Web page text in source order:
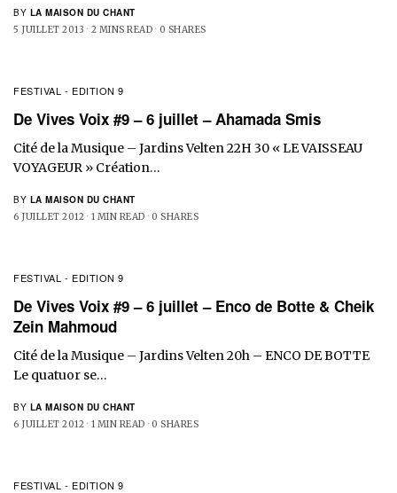
BY LA MAISON DU CHANT
5 JUILLET 2013 2 MINS READ 0 SHARES
FESTIVAL - EDITION 9
De Vives Voix #9 – 6 juillet – Ahamada Smis
Cité de la Musique – Jardins Velten 22H 30 « LE VAISSEAU
VOYAGEUR » Création…
BY LA MAISON DU CHANT
6 JUILLET 2012 1 MIN READ 0 SHARES
FESTIVAL - EDITION 9
De Vives Voix #9 – 6 juillet – Enco de Botte & Cheik
Zein Mahmoud
Cité de la Musique – Jardins Velten 20h – ENCO DE BOTTE
Le quatuor se…
BY LA MAISON DU CHANT
6 JUILLET 2012 1 MIN READ 0 SHARES
FESTIVAL - EDITION 9